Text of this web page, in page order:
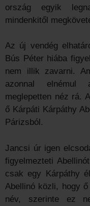
ország egyik
mindenkitől
Az új vendég
Bús Péter hiába
nem illik zavarni.
azonnal elnémul
meglepetten néz rá.
ő Kárpáti Kárpáthy
Párizsból.
Jancsi úr igen
figyelmezteti
csak egy Kárpáthy
Abellinó közli, hogy
név, szerinte ez